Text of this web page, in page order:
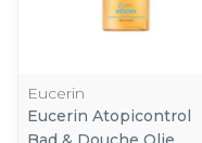
Eucerin
Eucerin Atopicontrol